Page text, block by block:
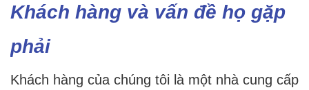
Khách hàng và vấn đề họ gặp
phải
Khách hàng của chúng tôi là một nhà cung cấp